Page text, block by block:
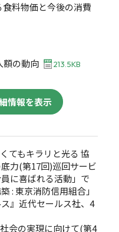
料物価と今後の消費
額の動向
213.5KB
情報を表示
てもキラリと光る 協
力(第17回)巡回サービ
に喜ばれる活動」で
: 東京消防信用組合」
ス』近代セールス社、4
会の実現に向けて(第4